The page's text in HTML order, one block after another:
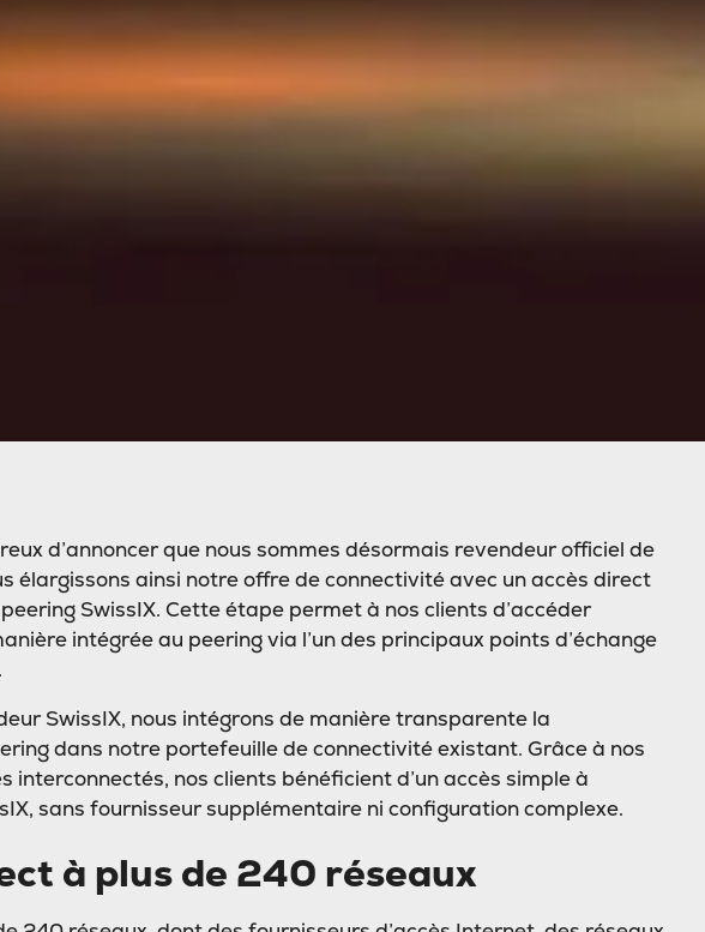
d’annoncer que nous sommes désormais revendeur officiel de
élargissons ainsi notre offre de connectivité avec un accès direct
SwissIX. Cette étape permet à nos clients d’accéder
intégrée au peering via l’un des principaux points d’échange
SwissIX, nous intégrons de manière transparente la
dans notre portefeuille de connectivité existant. Grâce à nos
interconnectés, nos clients bénéficient d’un accès simple à
sans fournisseur supplémentaire ni configuration complexe.
à plus de 240 réseaux